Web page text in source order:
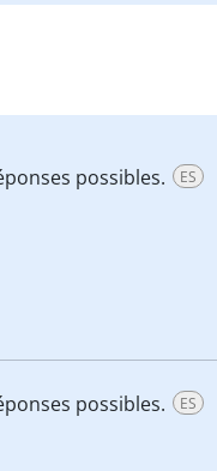
possibles. ES
possibles. ES